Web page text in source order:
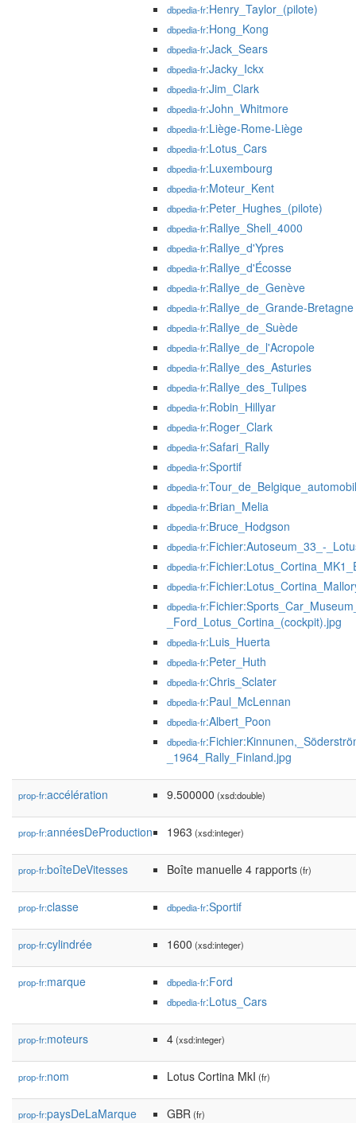
dbpedia-fr:Henry_Taylor_(pilote)
dbpedia-fr:Hong_Kong
dbpedia-fr:Jack_Sears
dbpedia-fr:Jacky_Ickx
dbpedia-fr:Jim_Clark
dbpedia-fr:John_Whitmore
dbpedia-fr:Liège-Rome-Liège
dbpedia-fr:Lotus_Cars
dbpedia-fr:Luxembourg
dbpedia-fr:Moteur_Kent
dbpedia-fr:Peter_Hughes_(pilote)
dbpedia-fr:Rallye_Shell_4000
dbpedia-fr:Rallye_d'Ypres
dbpedia-fr:Rallye_d'Écosse
dbpedia-fr:Rallye_de_Genève
dbpedia-fr:Rallye_de_Grande-Bretagne
dbpedia-fr:Rallye_de_Suède
dbpedia-fr:Rallye_de_l'Acropole
dbpedia-fr:Rallye_des_Asturies
dbpedia-fr:Rallye_des_Tulipes
dbpedia-fr:Robin_Hillyar
dbpedia-fr:Roger_Clark
dbpedia-fr:Safari_Rally
dbpedia-fr:Sportif
dbpedia-fr
dbpedia-fr:Brian_Melia
dbpedia-fr:Bruce_Hodgson
dbpedia-fr:Fichier:Autoseum_33_-
dbpedia-fr
dbpedia-fr
dbpedia-fr
_Ford_Lotus_Cortina_(cockpit).jpg
dbpedia-fr:Luis_Huerta
dbpedia-fr:Peter_Huth
dbpedia-fr:Chris_Sclater
dbpedia-fr:Paul_McLennan
dbpedia-fr:Albert_Poon
dbpedia-fr
_1964_Rally_Finland.jpg
prop-fr:accélération 9.500000 (xsd:double)
prop-fr:annéesDeProduction 1963 (xsd:integer)
prop-fr:boîteDeVitesses Boîte manuelle 4 rapports(fr)
prop-fr:classe dbpedia-fr:Sportif
prop-fr:cylindrée 1600 (xsd:integer)
prop-fr:marque dbpedia-fr:Ford
dbpedia-fr:Lotus_Cars
prop-fr:moteurs 4(xsd:integer)
prop-fr:nom Lotus Cortina MkI (fr)
prop-fr:paysDeLaMarque GBR(fr)